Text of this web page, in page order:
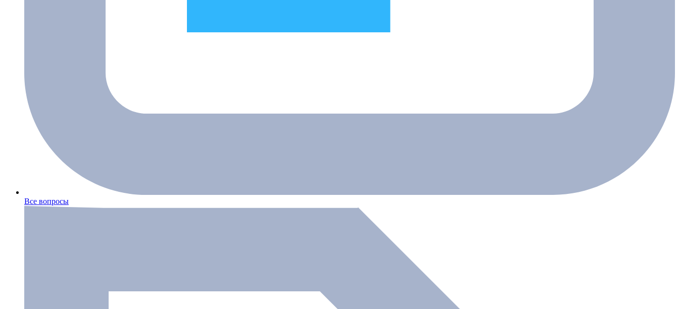
Все вопросы